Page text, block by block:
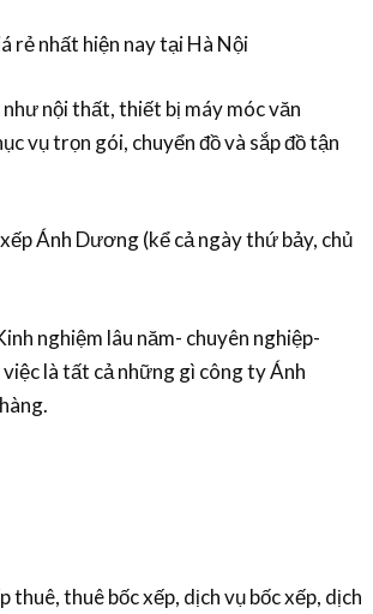
rẻ nhất hiện nay tại Hà Nội
nội thất, thiết bị máy móc văn
vụ trọn gói, chuyển đồ và sắp đồ tận
Ánh Dương (kể cả ngày thứ bảy, chủ
nghiệm lâu năm- chuyên nghiệp-
là tất cả những gì công ty Ánh
thuê, thuê bốc xếp, dịch vụ bốc xếp, dịch